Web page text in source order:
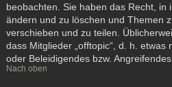
beobachten. Sie haben das Recht, in
ändern und zu löschen und Themen
verschieben und zu teilen.
dass Mitglieder „offtopic“, d. h. etwas
oder Beleidigendes bzw. Angreifendes
Nach oben